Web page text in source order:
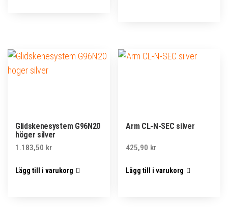
Glidskenesystem G96N20
höger silver
1.183,50 kr
Lägg till i varukorg
Arm CL-N-SEC silver
425,90 kr
Lägg till i varukorg